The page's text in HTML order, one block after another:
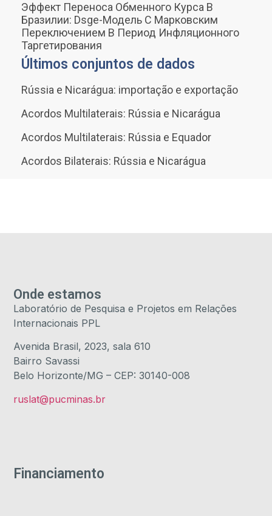
Эффект Переноса Обменного Курса В
Бразилии: Dsge-Модель С Марковским
Переключением В Период Инфляционного
Таргетирования
Últimos conjuntos de dados
Rússia e Nicarágua: importação e exportação
Acordos Multilaterais: Rússia e Nicarágua
Acordos Multilaterais: Rússia e Equador
Acordos Bilaterais: Rússia e Nicarágua
Financiamento
Onde estamos
Laboratório de Pesquisa e Projetos em Relações
Internacionais PPL
Avenida Brasil, 2023, sala 610
Bairro Savassi
Belo Horizonte/MG – CEP: 30140-008
ruslat@pucminas.br